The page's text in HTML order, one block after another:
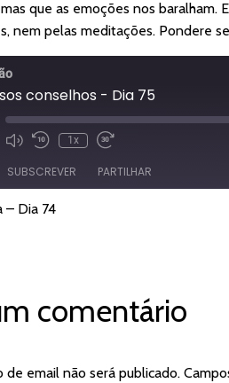
que as emoções nos
nem pelas meditações. Pondere
conselhos - Dia 75
1x
SUBSCREVER PARTILHAR
– Dia 74
comentário
de email não será publicado.